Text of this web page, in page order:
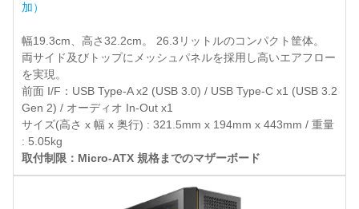
加）
幅19.3cm、高さ32.2cm。 26.3リットルのコンパクト筐体。
両サイド及びトップにメッシュパネルを採用し高いエアフロー
を実現。
前面 I/F：USB Type-A x2 (USB 3.0) / USB Type-C x1 (USB 3.2
Gen 2) / オーディオ In-Out x1
サイズ(高さ x 幅 x 奥行) : 321.5mm x 194mm x 443mm / 重量
: 5.05kg
取付制限：Micro-ATX 規格までのマザーボード